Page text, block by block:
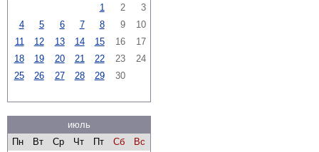
1
2
3
4
5 6 7 8 9
10
11
12 13 14 15 16
17
18
19 20 21 22 23
24
25
26 27 28 29 30
июль
Пн
Вт Ср Чт Пт Сб
Вс